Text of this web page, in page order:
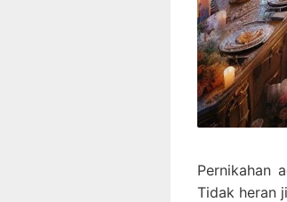
Pernikahan
Tidak heran